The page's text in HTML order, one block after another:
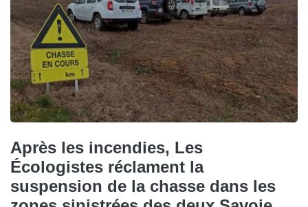
Après les incendies, Les
Écologistes réclament la
suspension de la chasse dans les